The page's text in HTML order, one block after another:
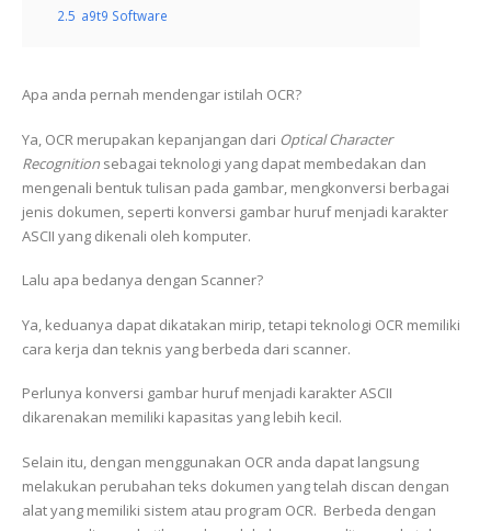
2.5 a9t9 Software
Apa anda pernah mendengar istilah OCR?
Ya, OCR merupakan kepanjangan dari Optical Character
Recognition sebagai teknologi yang dapat membedakan dan
mengenali bentuk tulisan pada gambar, mengkonversi berbagai
jenis dokumen, seperti konversi gambar huruf menjadi karakter
ASCII yang dikenali oleh komputer.
Lalu apa bedanya dengan Scanner?
Ya, keduanya dapat dikatakan mirip, tetapi teknologi OCR memiliki
cara kerja dan teknis yang berbeda dari scanner.
Perlunya konversi gambar huruf menjadi karakter ASCII
dikarenakan memiliki kapasitas yang lebih kecil.
Selain itu, dengan menggunakan OCR anda dapat langsung
melakukan perubahan teks dokumen yang telah discan dengan
alat yang memiliki sistem atau program OCR. Berbeda dengan